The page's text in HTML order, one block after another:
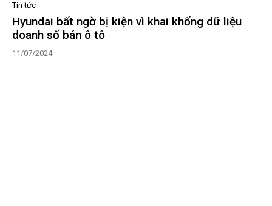
Tin tức
Hyundai bất ngờ bị kiện vì khai khống dữ liệu
doanh số bán ô tô
11/07/2024